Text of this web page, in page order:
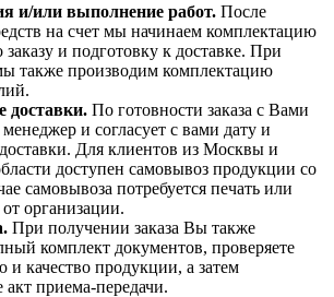
и/или выполнение работ. После
на счет мы начинаем комплектацию
и подготовку к доставке. При
также производим комплектацию
доставки. По готовности заказа с Вами
и согласует с вами дату и
Для клиентов из Москвы и
доступен самовывоз продукции со
самовывоза потребуется печать или
организации.
При получении заказа Вы также
комплект документов, проверяете
и качество продукции, а затем
акт приема-передачи.